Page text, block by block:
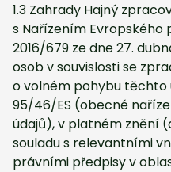
1.3 Zahrady Hajný
s Nařízením Evropského
2016/679 ze dne 27.
osob v souvislosti se
o volném pohybu těchto
95/46/ES (obecné
údajů), v platném znění
souladu s relevantními
právními předpisy v